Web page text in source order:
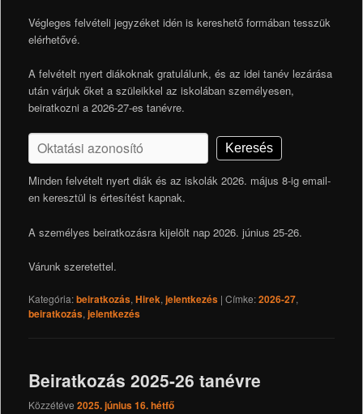
Végleges felvételi jegyzéket idén is kereshető formában tesszük
elérhetővé.
A felvételt nyert diákoknak gratulálunk, és az idei tanév lezárása
után várjuk őket a szüleikkel az iskolában személyesen,
beiratkozni a 2026-27-es tanévre.
Keresés
Minden felvételt nyert diák és az iskolák 2026. május 8-ig email-
en keresztül is értesítést kapnak.
A személyes beiratkozásra kijelölt nap 2026. június 25-26.
Várunk szeretettel.
Kategória:beiratkozás, Hirek, jelentkezés | Címke:2026-27,
beiratkozás, jelentkezés
Beiratkozás 2025-26 tanévre
Közzétéve 2025. június 16. hétfő